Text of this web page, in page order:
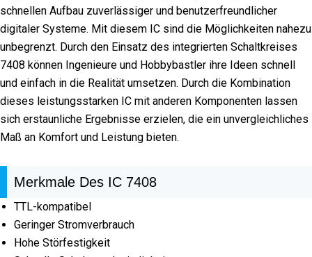
schnellen Aufbau zuverlässiger und benutzerfreundlicher
digitaler Systeme. Mit diesem IC sind die Möglichkeiten nahezu
unbegrenzt. Durch den Einsatz des integrierten Schaltkreises
7408 können Ingenieure und Hobbybastler ihre Ideen schnell
und einfach in die Realität umsetzen. Durch die Kombination
dieses leistungsstarken IC mit anderen Komponenten lassen
sich erstaunliche Ergebnisse erzielen, die ein unvergleichliches
Maß an Komfort und Leistung bieten.
Merkmale Des IC 7408
TTL-kompatibel
Geringer Stromverbrauch
Hohe Störfestigkeit